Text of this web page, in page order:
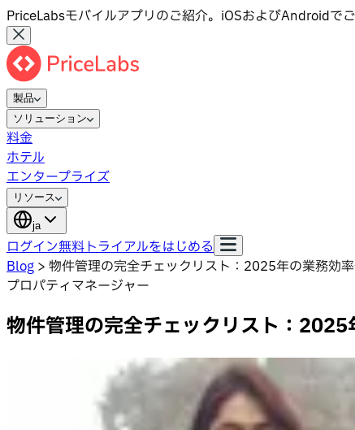
PriceLabsモバイルアプリのご紹介。iOSおよびAndroidでご
製品
ソリューション
料金
ホテル
エンタープライズ
リソース
ja
ログイン無料トライアルをはじめる
Blog > 物件管理の完全チェックリスト：2025年の業務効
プロパティマネージャー
物件管理の完全チェックリスト：2025